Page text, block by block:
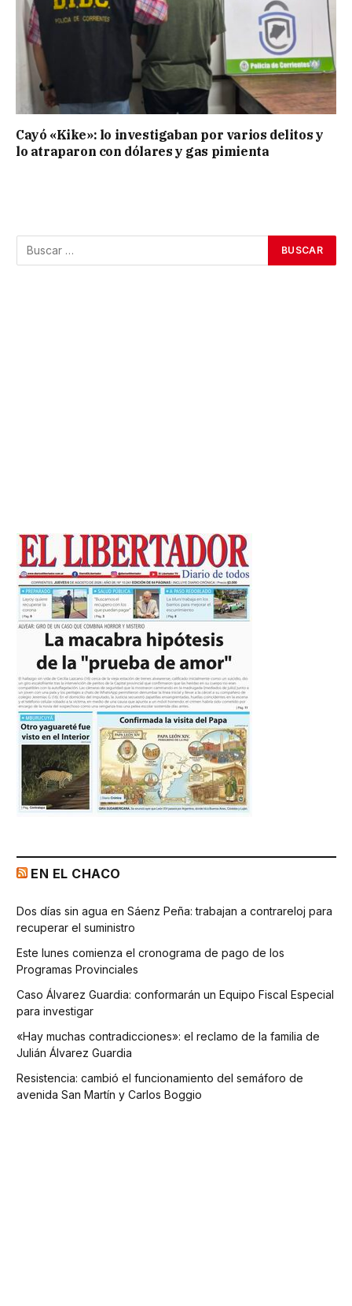
Cayó «Kike»: lo investigaban por varios delitos y
lo atraparon con dólares y gas pimienta
EN EL CHACO
Dos días sin agua en Sáenz Peña: trabajan a contrareloj para
recuperar el suministro
Este lunes comienza el cronograma de pago de los
Programas Provinciales
Caso Álvarez Guardia: conformarán un Equipo Fiscal Especial
para investigar
«Hay muchas contradicciones»: el reclamo de la familia de
Julián Álvarez Guardia
Resistencia: cambió el funcionamiento del semáforo de
avenida San Martín y Carlos Boggio